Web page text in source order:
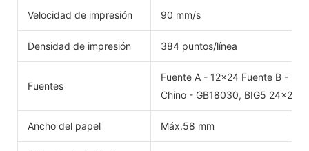
Velocidad de impresión 90 mm/s
Densidad de impresión 384 puntos/línea
Fuentes
Fuente A - 12x24 Fuente B -
Chino - GB18030, BIG5 24x24
Ancho del papel Máx.58 mm